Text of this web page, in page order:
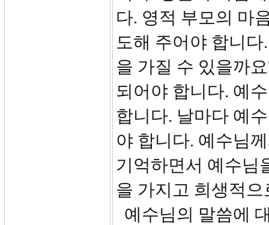
다. 영적 부모의 마
도해 주어야 합니
을 가질 수 있을까
되어야 합니다. 예
합니다. 날마다 예
야 합니다. 예수님
기억하면서 예수님
을 가지고 희생적
예수님의 말씀에